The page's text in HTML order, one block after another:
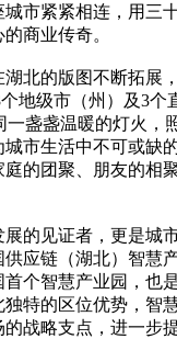
市紧紧相连，用三
商业传奇。
北的版图不断拓展
地级市（州）及3个
一盏盏温暖的灯火，
城市生活中不可或缺
的团聚、朋友的相
的见证者，更是城
供应链（湖北）智慧
个智慧产业园，也
特的区位优势，智
战略支点，进一步